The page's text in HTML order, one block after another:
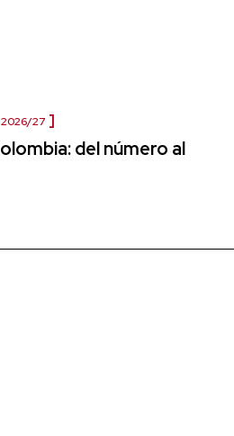
2026/27
del número al